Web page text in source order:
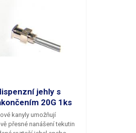
jehly s
20G 1ks
kanyly umožňují
přesné nanášení tekutin